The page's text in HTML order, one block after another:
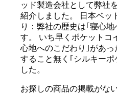
ッド製造会社として弊社
紹介しました。 日本ベッ
り：弊社の歴史は｢寝心
す。 いち早くポケットコ
心地へのこだわり｣があ
すること無く｢シルキーポ
した。
お探しの商品の掲載がな